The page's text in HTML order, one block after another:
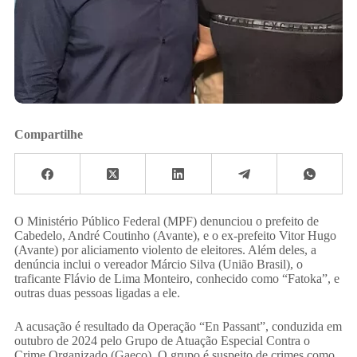
Compartilhe
O Ministério Público Federal (MPF) denunciou o prefeito de
Cabedelo, André Coutinho (Avante), e o ex-prefeito Vitor Hugo
(Avante) por aliciamento violento de eleitores. Além deles, a
denúncia inclui o vereador Márcio Silva (União Brasil), o
traficante Flávio de Lima Monteiro, conhecido como “Fatoka”, e
outras duas pessoas ligadas a ele.
A acusação é resultado da Operação “En Passant”, conduzida em
outubro de 2024 pelo Grupo de Atuação Especial Contra o